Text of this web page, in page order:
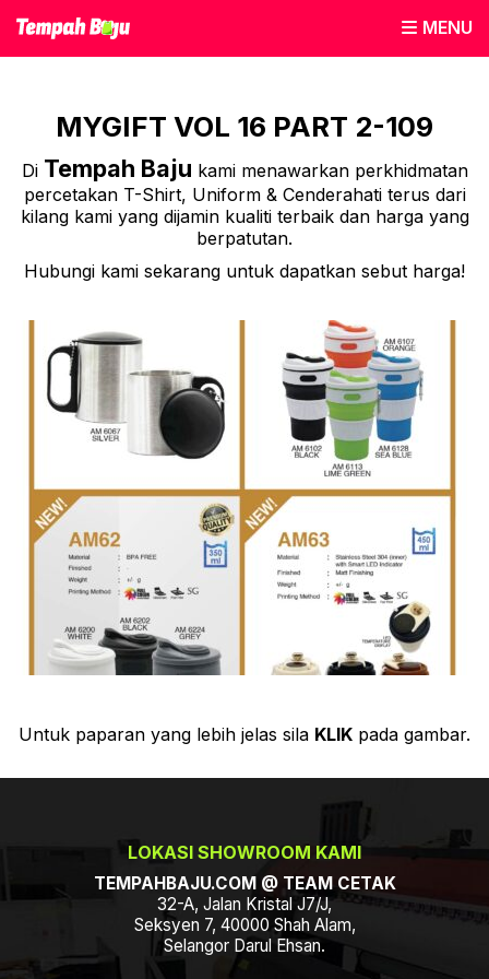
MENU
MYGIFT VOL 16 PART 2-109
Di Tempah Baju kami menawarkan perkhidmatan
percetakan T-Shirt, Uniform & Cenderahati terus dari
kilang kami yang dijamin kualiti terbaik dan harga yang
berpatutan.
Hubungi kami sekarang untuk dapatkan sebut harga!
Untuk paparan yang lebih jelas sila KLIK pada gambar.
LOKASI SHOWROOM KAMI
TEMPAHBAJU.COM @ TEAM CETAK
32-A, Jalan Kristal J7/J,
Seksyen 7, 40000 Shah Alam,
Selangor Darul Ehsan.